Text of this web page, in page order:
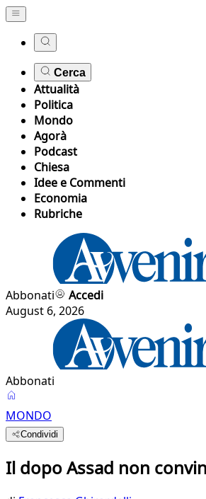
Cerca
Attualità
Politica
Mondo
Agorà
Podcast
Chiesa
Idee e Commenti
Economia
Rubriche
Abbonati
Accedi
August 6, 2026
Abbonati
MONDO
Condividi
Il dopo Assad non